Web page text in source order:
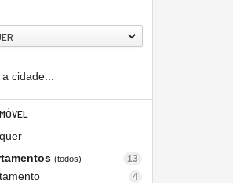
cidade...
(todos) 13
4